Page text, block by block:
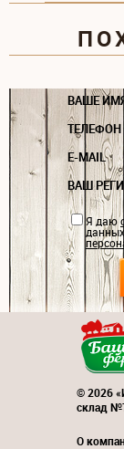
ВАШЕ
ТЕЛЕФОН
E-MAIL
ВАШ
Я даю
© 2026
склад
О